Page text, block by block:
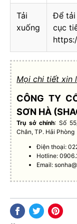
Tải
xuống
Để tải
cục
Mọi chi tiết xin
CÔNG TY
SƠN HÀ
Trụ sở chính: Số
Chân, TP. Hải Phòng
Điện thoại:
Hotline:
Email: